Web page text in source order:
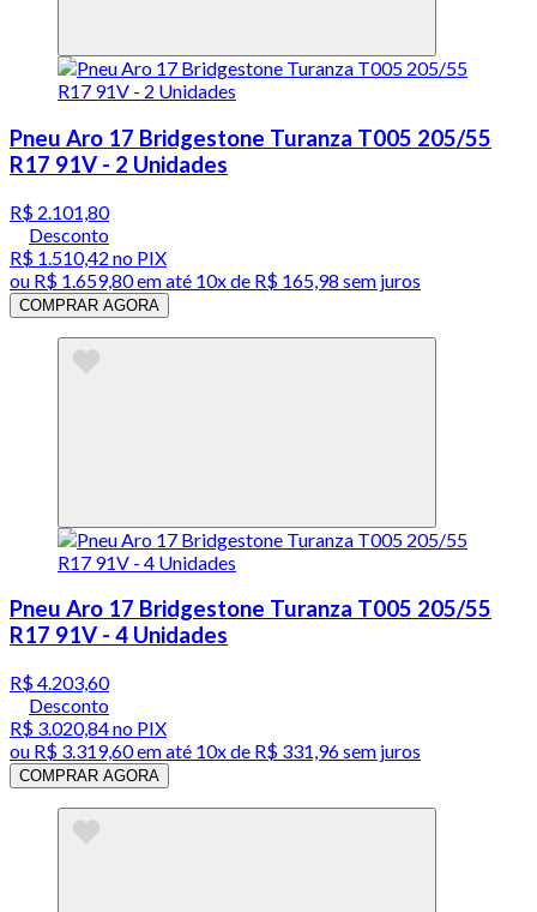
Pneu Aro 17 Bridgestone Turanza T005 205/55
R17 91V - 2 Unidades
R$ 2.101,80
Desconto
R$ 1.510,42 no PIX
ou R$ 1.659,80em até 10x de R$ 165,98 sem juros
COMPRAR AGORA
Pneu Aro 17 Bridgestone Turanza T005 205/55
R17 91V - 4 Unidades
R$ 4.203,60
Desconto
R$ 3.020,84no PIX
ou R$ 3.319,60em até 10x de R$ 331,96 sem juros
COMPRAR AGORA